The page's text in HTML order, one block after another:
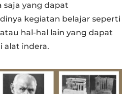
saja yang dapat
kegiatan belajar seperti
hal-hal lain yang dapat
alat indera.